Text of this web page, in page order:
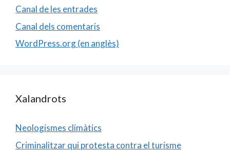
Canal de les entrades
Canal dels comentaris
WordPress.org (en anglès)
Xalandrots
Neologismes climàtics
Criminalitzar qui protesta contra el turisme